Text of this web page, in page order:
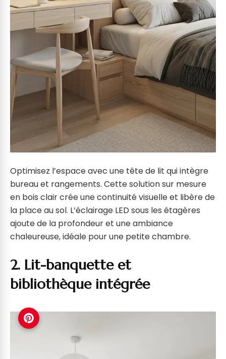
Optimisez l’espace avec une tête de lit qui intègre
bureau et rangements. Cette solution sur mesure
en bois clair crée une continuité visuelle et libère de
la place au sol. L’éclairage LED sous les étagères
ajoute de la profondeur et une ambiance
chaleureuse, idéale pour une petite chambre.
2. Lit-banquette et
bibliothèque intégrée